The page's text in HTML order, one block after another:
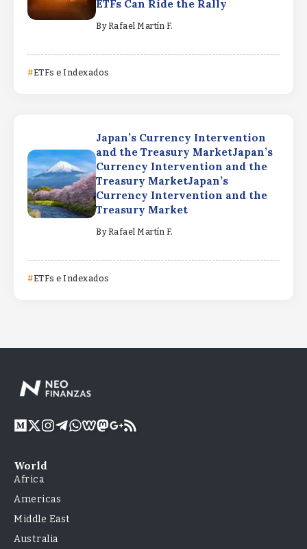
ETFs Can Ride the Rally
By Rafael Martín F.
ETFs e Indexados
Japan’s Currency Intervention
and the Treasury MarketJapan’s
Currency Intervention and the
Treasury MarketJapan’s
Currency Intervention and the
Treasury Market
By Rafael Martín F.
ETFs e Indexados
World
Africa
Americas
Middle East
Australia